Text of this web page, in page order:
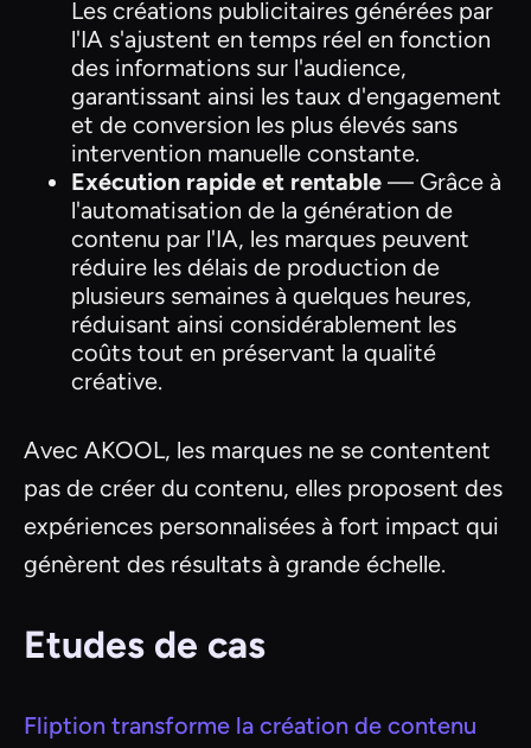
Les créations publicitaires générées par
l'IA s'ajustent en temps réel en fonction
des informations sur l'audience,
garantissant ainsi les taux d'engagement
et de conversion les plus élevés sans
intervention manuelle constante.
Exécution rapide et rentable — Grâce à
l'automatisation de la génération de
contenu par l'IA, les marques peuvent
réduire les délais de production de
plusieurs semaines à quelques heures,
réduisant ainsi considérablement les
coûts tout en préservant la qualité
créative.
Avec AKOOL, les marques ne se contentent
pas de créer du contenu, elles proposent des
expériences personnalisées à fort impact qui
génèrent des résultats à grande échelle.
Etudes de cas
Fliption transforme la création de contenu